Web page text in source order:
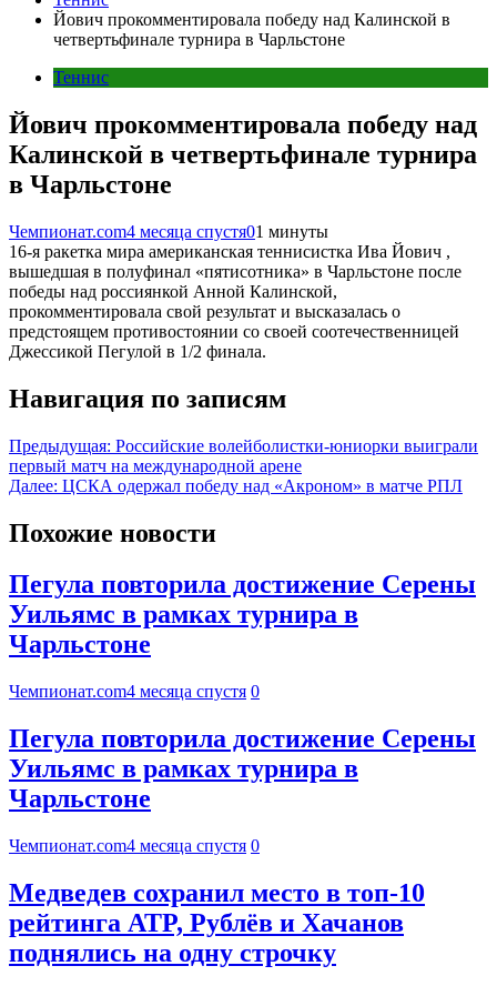
Йович прокомментировала победу над Калинской в
четвертьфинале турнира в Чарльстоне
Теннис
Йович прокомментировала победу над
Калинской в четвертьфинале турнира
в Чарльстоне
Чемпионат.com4 месяца спустя01 минуты
16-я ракетка мира американская теннисистка Ива Йович ,
вышедшая в полуфинал «пятисотника» в Чарльстоне после
победы над россиянкой Анной Калинской,
прокомментировала свой результат и высказалась о
предстоящем противостоянии со своей соотечественницей
Джессикой Пегулой в 1/2 финала.
Навигация по записям
Предыдущая: Российские волейболистки-юниорки выиграли
первый матч на международной арене
Далее: ЦСКА одержал победу над «Акроном» в матче РПЛ
Похожие новости
Пегула повторила достижение Серены
Уильямс в рамках турнира в
Чарльстоне
Чемпионат.com4 месяца спустя 0
Пегула повторила достижение Серены
Уильямс в рамках турнира в
Чарльстоне
Чемпионат.com4 месяца спустя 0
Медведев сохранил место в топ-10
рейтинга ATP, Рублёв и Хачанов
поднялись на одну строчку